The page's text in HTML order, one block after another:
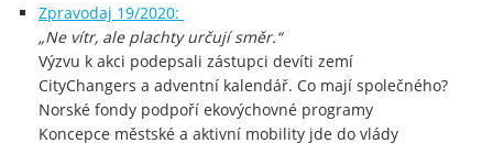
Zpravodaj 19/2020:
„Ne vítr, ale plachty určují směr.“
Výzvu k akci podepsali zástupci devíti zemí
CityChangers a adventní kalendář. Co mají společného?
Norské fondy podpoří ekovýchovné programy
Koncepce městské a aktivní mobility jde do vlády